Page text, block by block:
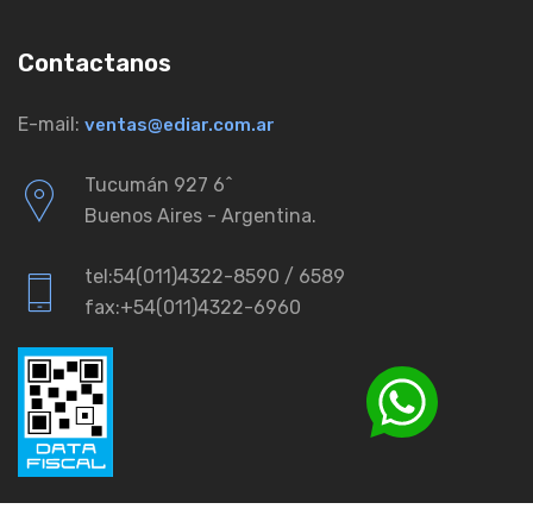
Contactanos
E-mail: ventas@ediar.com.ar
Tucumán 927 6ˆ
Buenos Aires - Argentina.
tel:54(011)4322-8590 / 6589
fax:+54(011)4322-6960